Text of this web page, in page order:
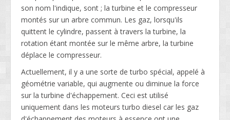
son nom l'indique, sont ; la turbine et le compresseur
montés sur un arbre commun. Les gaz, lorsqu'ils
quittent le cylindre, passent à travers la turbine, la
rotation étant montée sur le même arbre, la turbine
déplace le compresseur.
Actuellement, il y a une sorte de turbo spécial, appelé à
géométrie variable, qui augmente ou diminue la force
sur la turbine d'échappement. Ceci est utilisé
uniquement dans les moteurs turbo diesel car les gaz